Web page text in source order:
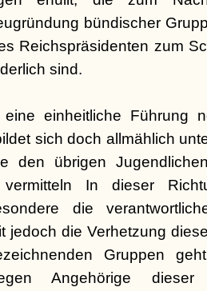
bündischer
Reichspräsidenten zum
sind.
einheitliche Führung
sich doch allmählich
den übrigen
vermitteln In dieser
die
jedoch die Verhetzung
Gruppen
Angehörige dieser